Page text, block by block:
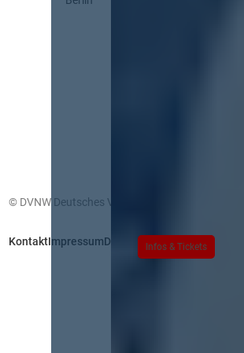
Infos & Tickets
© DVNW Deutsches Vergabenetzwerk GmbH
KontaktImpressumDatenschutz